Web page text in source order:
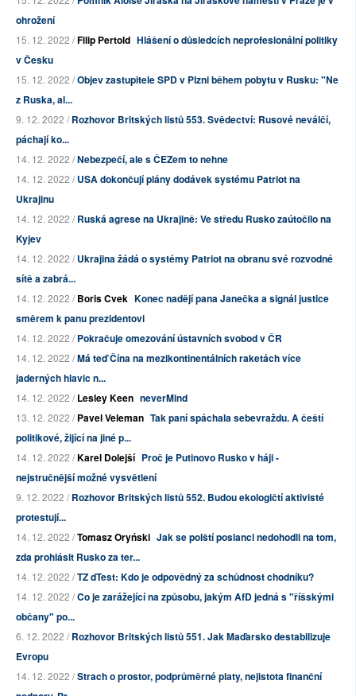
ohrožení
15. 12. 2022 /Filip Pertold Hlášení o důsledcích neprofesionální politiky
v Česku
15. 12. 2022 /Objev zastupitele SPD v Plzni během pobytu v Rusku: "Ne
z Ruska, al...
9. 12. 2022 /Rozhovor Britských listů 553. Svědectví: Rusové neválčí,
páchají ko...
14. 12. 2022 /Nebezpečí, ale s ČEZem to nehne
14. 12. 2022 /USA dokončují plány dodávek systému Patriot na
Ukrajinu
14. 12. 2022 /Ruská agrese na Ukrajině: Ve středu Rusko zaútočilo na
Kyjev
14. 12. 2022 /Ukrajina žádá o systémy Patriot na obranu své rozvodné
sítě a zabrá...
14. 12. 2022 /Boris Cvek Konec nadějí pana Janečka a signál justice
směrem k panu prezidentovi
14. 12. 2022 /Pokračuje omezování ústavních svobod v ČR
14. 12. 2022 /Má teď Čína na mezikontinentálních raketách více
jaderných hlavic n...
14. 12. 2022 /Lesley Keen neverMind
13. 12. 2022 /Pavel Veleman Tak paní spáchala sebevraždu. A čeští
politikové, žijící na jiné p...
14. 12. 2022 /Karel Dolejší Proč je Putinovo Rusko v háji -
nejstručnější možné vysvětlení
9. 12. 2022 /Rozhovor Britských listů 552. Budou ekologičtí aktivisté
protestují...
14. 12. 2022 /Tomasz Oryński Jak se polští poslanci nedohodli na tom,
zda prohlásit Rusko za ter...
14. 12. 2022 /TZ dTest: Kdo je odpovědný za schůdnost chodníku?
14. 12. 2022 /Co je zarážející na způsobu, jakým AfD jedná s "říšskými
občany" po...
6. 12. 2022 /Rozhovor Britských listů 551. Jak Maďarsko destabilizuje
Evropu
14. 12. 2022 /Strach o prostor, podprůměrné platy, nejistota finanční